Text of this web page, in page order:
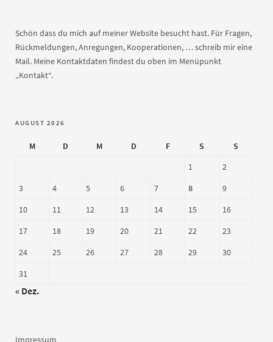
Schön dass du mich auf meiner Website besucht hast. Für Fragen,
Rückmeldungen, Anregungen, Kooperationen, … schreib mir eine
Mail. Meine Kontaktdaten findest du oben im Menüpunkt
„Kontakt“.
AUGUST 2026
M D M D F S
S
1
2
3
4 5 6 7 8
9
10
11 12 13 14 15
16
17
18 19 20 21 22
23
24
25 26 27 28 29
30
31
« Dez.
Impressum